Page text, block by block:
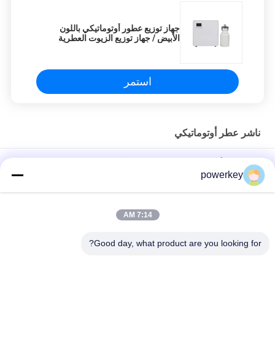
جهاز توزيع عطور أوتوماتيكي باللون
الأبيض / جهاز توزيع الزيوت العطرية
استمر
ناشر عطر أوتوماتيكي
موزع زيت أساسي موزع صغير 60 مل الألومنيوم الفضي المحمول
نظام الرائحة الرائحة الرائحة الرائحة الرائحة الرائحة الرائحة الرائحة
الفاخر
powerkey
7:14 AM
Good day, what product are you looking for?